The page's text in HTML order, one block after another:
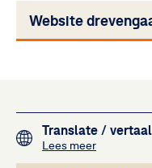
Website
Translate / vertaal
Lees meerover het